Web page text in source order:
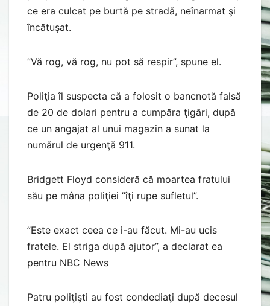
ce era culcat pe burtă pe stradă, neînarmat şi
încătuşat.
”Vă rog, vă rog, nu pot să respir”, spune el.
Poliţia îl suspecta că a folosit o bancnotă falsă
de 20 de dolari pentru a cumpăra ţigări, după
ce un angajat al unui magazin a sunat la
numărul de urgenţă 911.
Bridgett Floyd consideră că moartea fratului
său pe mâna poliţiei ”îţi rupe sufletul”.
”Este exact ceea ce i-au făcut. Mi-au ucis
fratele. El striga după ajutor”, a declarat ea
pentru NBC News
Patru poliţişti au fost condediaţi după decesul